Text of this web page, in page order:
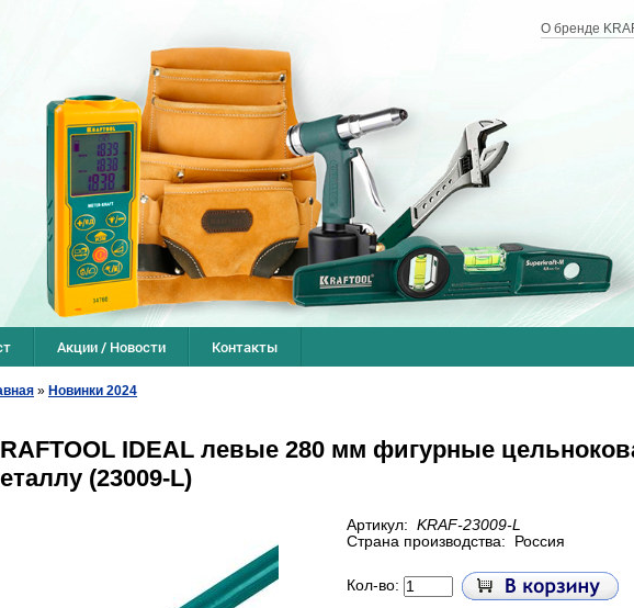
О бренде
Акции / Новости Контакты
» Новинки 2024
IDEAL левые 280 мм фигурные
(23009-L)
Артикул: KRAF-23009-L
Страна производства:
Россия
Кол-во: